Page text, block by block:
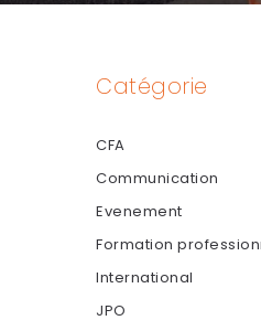
Catégorie
CFA
Communication
Evenement
Formation
International
JPO